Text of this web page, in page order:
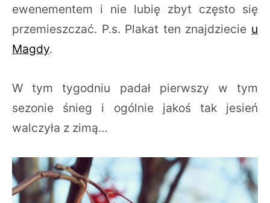
ewenementem i nie lubię zbyt często się
przemieszczać. P.s. Plakat ten znajdziecie u
Magdy.
W tym tygodniu padał pierwszy w tym
sezonie śnieg i ogólnie jakoś tak jesień
walczyła z zimą…